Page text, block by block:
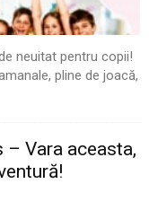
neuitat pentru copii!
pline de joacă,
– Vara aceasta,